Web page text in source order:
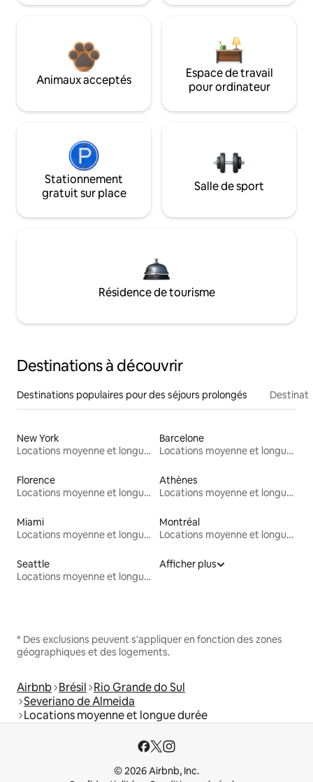
Animaux acceptés
Espace de travail
pour ordinateur
Stationnement
gratuit sur place
Salle de sport
Résidence de tourisme
Destinations à découvrir
Destinations populaires pour des séjours prolongés
New York
Locations moyenne et longue durée
Barcelone
Locations moyenne et longue durée
Florence
Locations moyenne et longue durée
Athènes
Locations moyenne et longue durée
Miami
Locations moyenne et longue durée
Montréal
Locations moyenne et longue durée
Seattle
Locations moyenne et longue durée
Afficher plus
* Des exclusions peuvent s'appliquer en fonction des zones
géographiques et des logements.
Airbnb Brésil Rio Grande do Sul
Severiano de Almeida
Locations moyenne et longue durée
© 2026 Airbnb, Inc.